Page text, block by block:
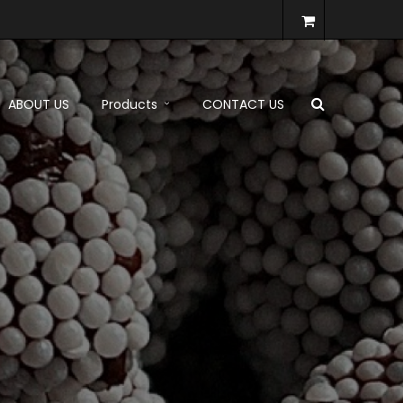
ABOUT US Products CONTACT US